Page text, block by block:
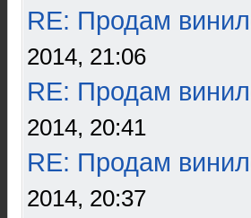
RE: Продам
2014, 21:06
RE: Продам
2014, 20:41
RE: Продам
2014, 20:37